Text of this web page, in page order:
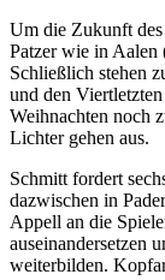
Um die Zukunft
Patzer wie in Aalen
Schließlich stehen
und den
Weihnachten noch
Lichter gehen aus.
Schmitt fordert
dazwischen in
Appell an die
auseinandersetzen
weiterbilden.